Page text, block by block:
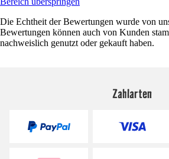
Die Echtheit der Bewertungen wurde von
Bewertungen können auch von Kunden
nachweislich genutzt oder gekauft haben.
Zahlarten